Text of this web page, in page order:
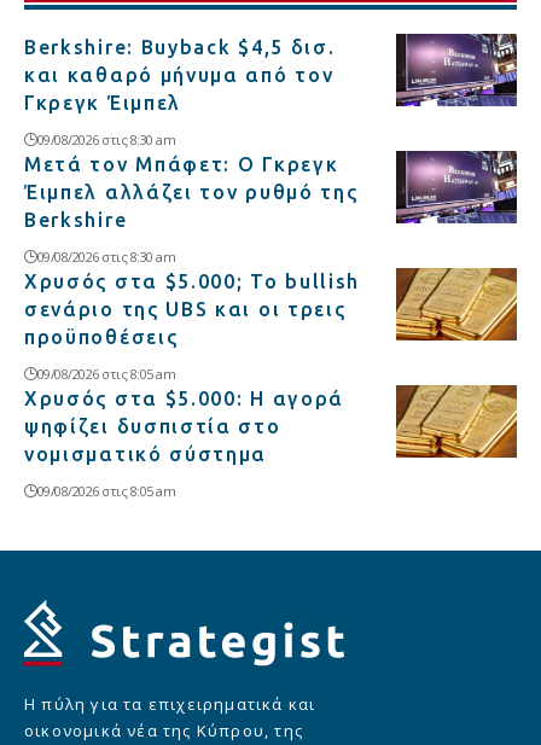
Berkshire: Buyback $4,5 δισ.
και καθαρό μήνυμα από τον
Γκρεγκ Έιμπελ
09/08/2026 στις 8:30 am
Μετά τον Μπάφετ: Ο Γκρεγκ
Έιμπελ αλλάζει τον ρυθμό της
Berkshire
09/08/2026 στις 8:30 am
Χρυσός στα $5.000; Το bullish
σενάριο της UBS και οι τρεις
προϋποθέσεις
09/08/2026 στις 8:05 am
Χρυσός στα $5.000: Η αγορά
ψηφίζει δυσπιστία στο
νομισματικό σύστημα
09/08/2026 στις 8:05 am
Η πύλη για τα επιχειρηματικά και
οικονομικά νέα της Κύπρου, της